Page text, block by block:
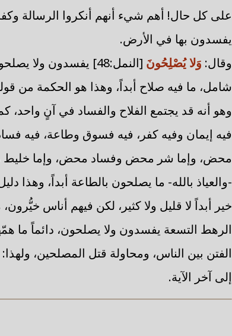
على كل حال! أهم شيء أنهم أنكروا الرسالة
يفسدون بها في الأرض.
وقال: وَلا يُصْلِحُونَ
[النمل:48] يفسدون ولا
شامل، ما فيه صلاح أبداً، وهذا هو الحكمة من
وهو أنه قد يجتمع الفلاح والفساد في آنٍ واحد،
فيه إيمان وفيه كفر، فيه فسوق وطاعة، فيه
محض، وإما شر محض وفساد محض، وإما خليط
-والعياذ بالله- ما يصلحون بالطاعة أبداً،
خير أبداً لا قليل ولا كثير، لكن فيهم أناس
الرهط التسعة يفسدون ولا يصلحون، دائماً ما
الفتن بين الناس، ومحاولة قتل المصلحين، ولهذا:
إلى آخر الآية.